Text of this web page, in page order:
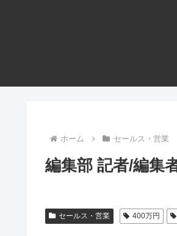
ホーム セールス・営業
編集部 記者/編集
セールス・営業 400万円